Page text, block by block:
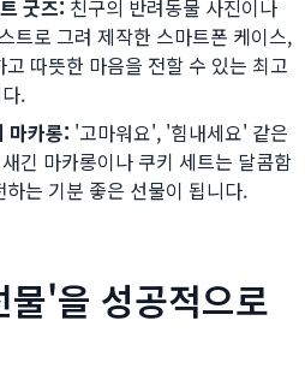
굿즈: 친구의 반려동물 사진이나
트로 그려 제작한 스마트폰 케이스,
따뜻한 마음을 전할 수 있는 최고
.
마카롱: '고마워요', '힘내세요' 같은
긴 마카롱이나 쿠키 세트는 달콤함
는 기분 좋은 선물이 됩니다.
'을 성공적으로